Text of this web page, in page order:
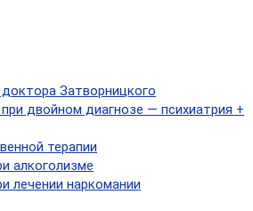
Затворницкого
двойном диагнозе — психиатрия +
терапии
алкоголизме
лечении наркомании